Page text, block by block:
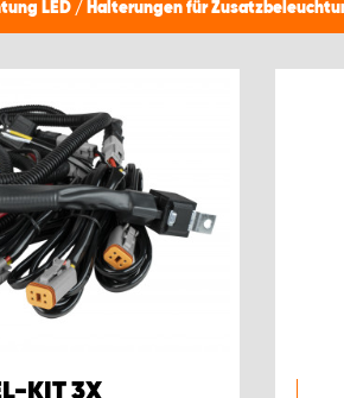
LED / Halterungen für
KIT 3X